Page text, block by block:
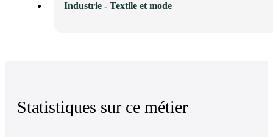
Industrie - Textile et mode
Statistiques sur ce métier